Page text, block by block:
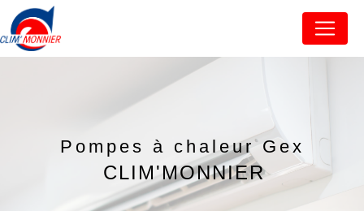
Pompes à chaleur Gex
CLIM'MONNIER
Panneau de gestion des cookies